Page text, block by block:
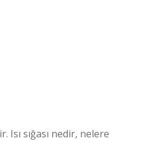
Isı sığası nedir, nelere